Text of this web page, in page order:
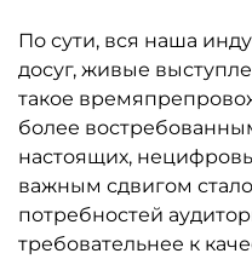
По сути, вся наша
досуг, живые
такое
более
настоящих,
важным сдвигом
потребностей
требовательнее к